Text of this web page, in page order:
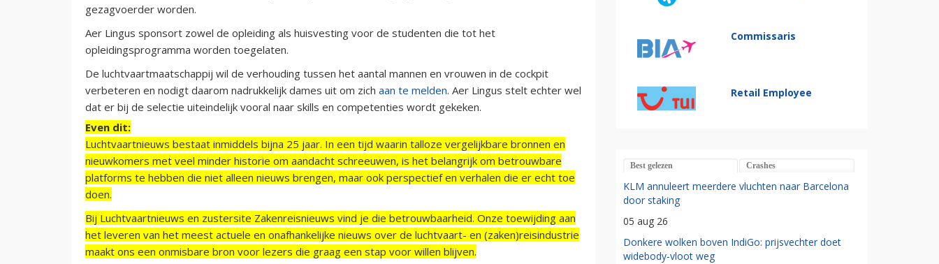
gezagvoerder worden.
Aer Lingus sponsort zowel de opleiding als huisvesting voor de studenten die tot het
opleidingsprogramma worden toegelaten.
De luchtvaartmaatschappij wil de verhouding tussen het aantal mannen en vrouwen in de cockpit
verbeteren en nodigt daarom nadrukkelijk dames uit om zich aan te melden. Aer Lingus stelt echter wel
dat er bij de selectie uiteindelijk vooral naar skills en competenties wordt gekeken.
Even dit:
Luchtvaartnieuws bestaat inmiddels bijna 25 jaar. In een tijd waarin talloze vergelijkbare bronnen en
nieuwkomers met veel minder historie om aandacht schreeuwen, is het belangrijk om betrouwbare
platforms te hebben die niet alleen nieuws brengen, maar ook perspectief en verhalen die er echt toe
doen.
Bij Luchtvaartnieuws en zustersite Zakenreisnieuws vind je die betrouwbaarheid. Onze toewijding aan
het leveren van het meest actuele en onafhankelijke nieuws over de luchtvaart- en (zaken)reisindustrie
maakt ons een onmisbare bron voor lezers die graag een stap voor willen blijven.
Commissaris
Retail Employee
Best gelezen Crashes
KLM annuleert meerdere vluchten naar Barcelona
door staking
05 aug 26
Donkere wolken boven IndiGo: prijsvechter doet
widebody-vloot weg